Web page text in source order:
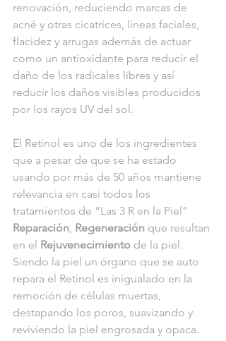
renovación, reduciendo marcas de
acné y otras cicatrices, líneas faciales,
flacidez y arrugas además de actuar
como un antioxidante para reducir el
daño de los radicales libres y así
reducir los daños visibles producidos
por los rayos UV del sol.
El Retinol es uno de los ingredientes
que a pesar de que se ha estado
usando por más de 50 años mantiene
relevancia en casi todos los
tratamientos de “Las 3 R en la Piel”
Reparación, Regeneración que resultan
en el Rejuvenecimiento de la piel.
Siendo la piel un órgano que se auto
repara el Retinol es inigualado en la
remoción de células muertas,
destapando los poros, suavizando y
reviviendo la piel engrosada y opaca.